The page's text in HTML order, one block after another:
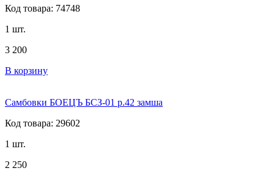
Код товара: 74748
1 шт.
3 200
В корзину
Самбовки БОЕЦЪ БСЗ-01 р.42 замша
Код товара: 29602
1 шт.
2 250